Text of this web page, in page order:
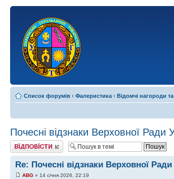
Список форумів ‹ Фалеристика ‹ Відомчі нагороди та
Почесні відзнаки Верховної Ради
Відповісти
Re: Почесні відзнаки Верховної Ради
ABG » 14 січня 2026, 22:19